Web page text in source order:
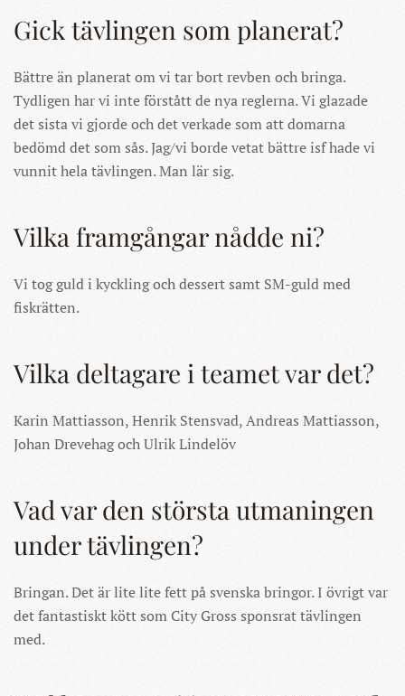
Gick tävlingen som planerat?
Bättre än planerat om vi tar bort revben och bringa.
Tydligen har vi inte förstått de nya reglerna. Vi glazade
det sista vi gjorde och det verkade som att domarna
bedömd det som sås. Jag/vi borde vetat bättre isf hade vi
vunnit hela tävlingen. Man lär sig.
Vilka framgångar nådde ni?
Vi tog guld i kyckling och dessert samt SM-guld med
fiskrätten.
Vilka deltagare i teamet var det?
Karin Mattiasson, Henrik Stensvad, Andreas Mattiasson,
Johan Drevehag och Ulrik Lindelöv
Vad var den största utmaningen
under tävlingen?
Bringan. Det är lite lite fett på svenska bringor. I övrigt var
det fantastiskt kött som City Gross sponsrat tävlingen
med.